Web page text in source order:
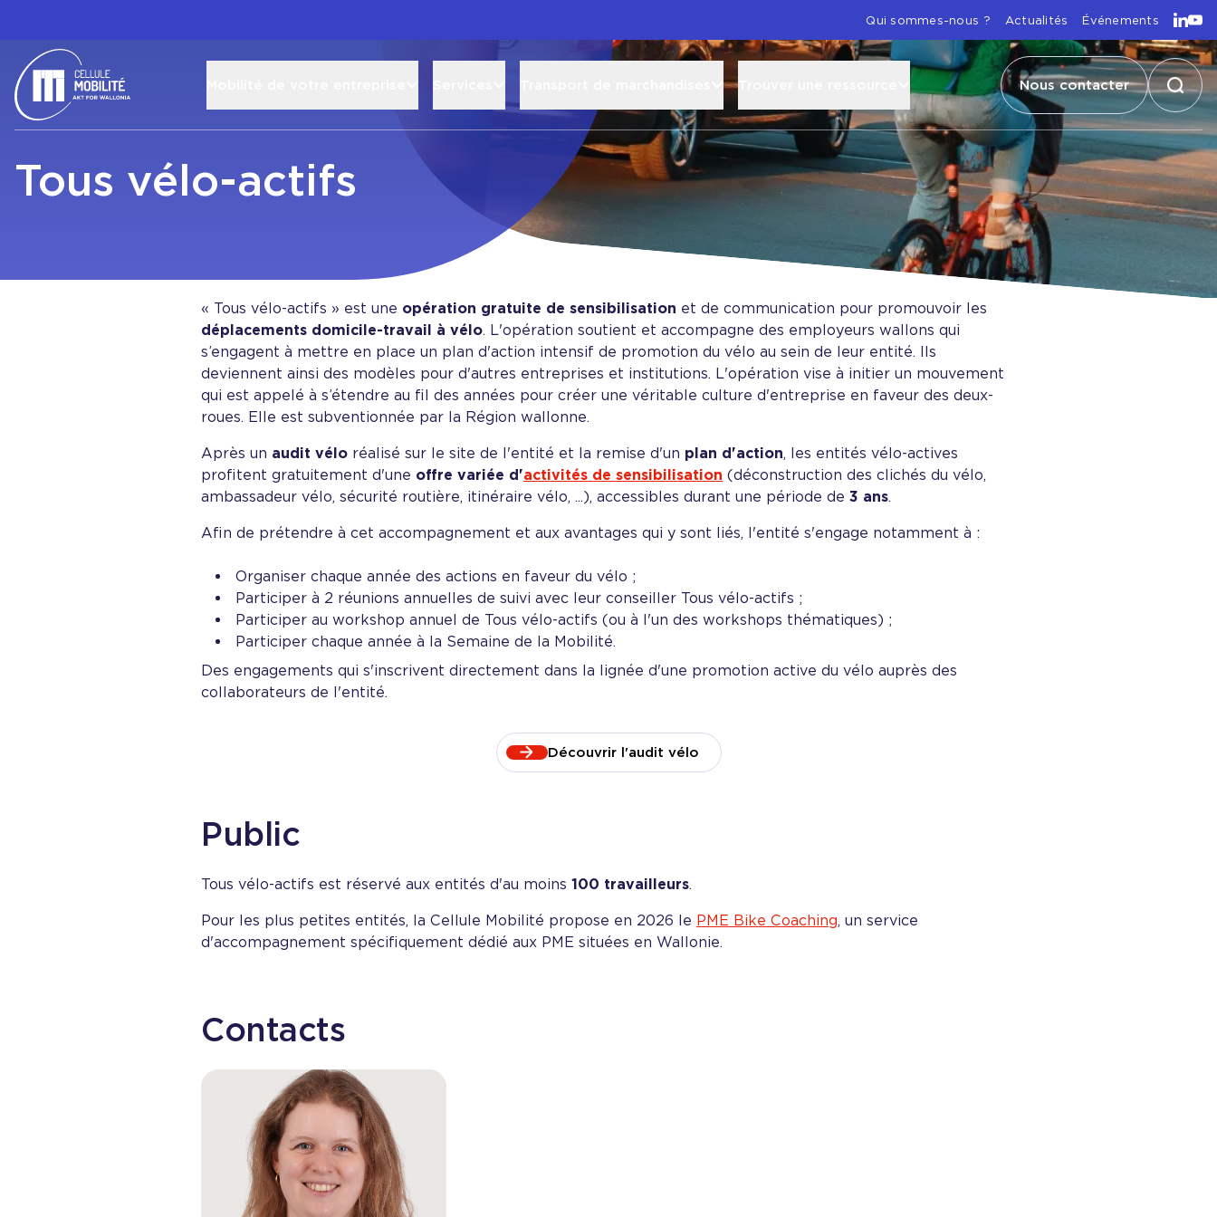
Qui sommes-nous ? Actualités Événements
Retour à l'accueil
Nous contacter
Tous vélo-actifs
« Tous vélo-actifs » est une opération gratuite de sensibilisation et de communication pour promouvoir les
déplacements domicile-travail à vélo. L'opération soutient et accompagne des employeurs wallons qui
s’engagent à mettre en place un plan d'action intensif de promotion du vélo au sein de leur entité. Ils
deviennent ainsi des modèles pour d'autres entreprises et institutions. L'opération vise à initier un mouvement
qui est appelé à s’étendre au fil des années pour créer une véritable culture d'entreprise en faveur des deux-
roues. Elle est subventionnée par la Région wallonne.
Après un audit vélo réalisé sur le site de l'entité et la remise d'un plan d'action, les entités vélo-actives
profitent gratuitement d'une offre variée d'activités de sensibilisation (déconstruction des clichés du vélo,
ambassadeur vélo, sécurité routière, itinéraire vélo, ...), accessibles durant une période de 3 ans.
Afin de prétendre à cet accompagnement et aux avantages qui y sont liés, l'entité s'engage notamment à :
Organiser chaque année des actions en faveur du vélo ;
Participer à 2 réunions annuelles de suivi avec leur conseiller Tous vélo-actifs ;
Participer au workshop annuel de Tous vélo-actifs (ou à l'un des workshops thématiques) ;
Participer chaque année à la Semaine de la Mobilité.
Des engagements qui s'inscrivent directement dans la lignée d'une promotion active du vélo auprès des
collaborateurs de l'entité.
Découvrir l'audit vélo
Public
Tous vélo-actifs est réservé aux entités d'au moins 100 travailleurs.
Pour les plus petites entités, la Cellule Mobilité propose en 2026 le PME Bike Coaching, un service
d'accompagnement spécifiquement dédié aux PME situées en Wallonie.
Contacts